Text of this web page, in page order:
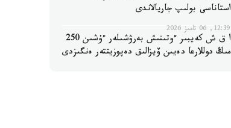
استاناسى بولىپ جاريالاندى
12:39, 06 تامىز 2026
ا ق ش كەيبىر ءوتىنىش بەرۋشىلەر ءۇشىن 250
مىڭ دوللارعا دەيىن ۆيزالىق دەپوزيتتەر ەنگىزدى